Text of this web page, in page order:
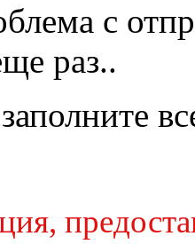
с
раз..